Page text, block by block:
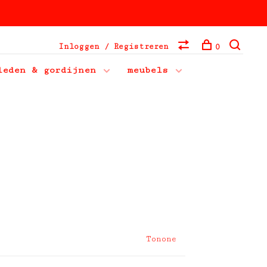
& gordijnen
meubels
Inloggen / Registreren 0
Tonone